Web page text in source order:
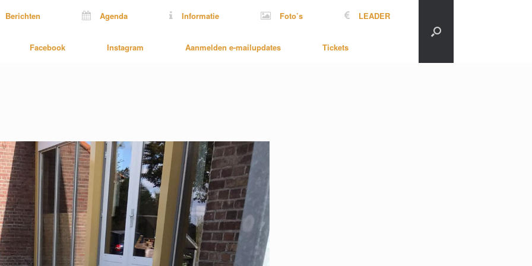
Berichten Agenda Informatie Foto’s LEADER
Facebook Instagram Aanmelden e-mailupdates Tickets